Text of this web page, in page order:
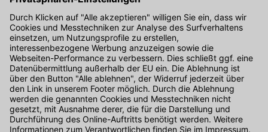
Kontakt
Unser Onlineshop Team ist montags bis freitags von 08:00 - 17:00
Uhr unter der Telefonnummer07071 / 151-151für Sie erreichbar.
Alternativ können Sie unser Kontaktformular nutzen.